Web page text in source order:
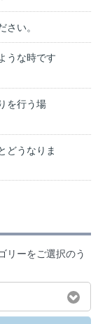
い。
うな時です
を行う場
どうなりま
リーをご選択のう